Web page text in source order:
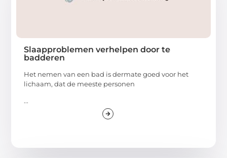
Slaapproblemen verhelpen door te
badderen
Het nemen van een bad is dermate goed voor het
lichaam, dat de meeste personen
...